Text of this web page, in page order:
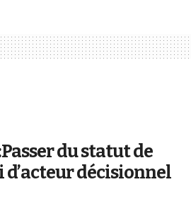
du statut de
décisionnel